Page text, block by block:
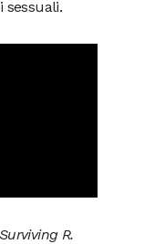
sessuali.
Surviving R.